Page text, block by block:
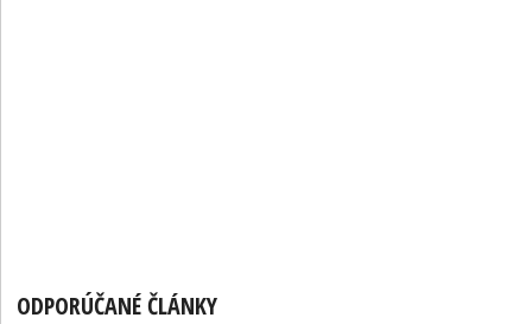
ODPORÚČANÉ ČLÁNKY